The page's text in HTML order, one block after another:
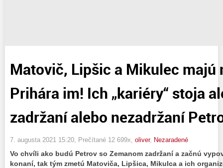
Matovič, Lipšic a Mikulec majú
Prihára im! Ich „kariéry“ stoja
zadržaní alebo nezadržaní
7. augusta 2021 15:20 , Prečítané 12 699x, oliver, Nezaradené
Vo chvíli ako budú Petrov so Zemanom zadržaní a začnú
konaní, tak tým zmetú Matoviča, Lipšica, Mikulca a ich